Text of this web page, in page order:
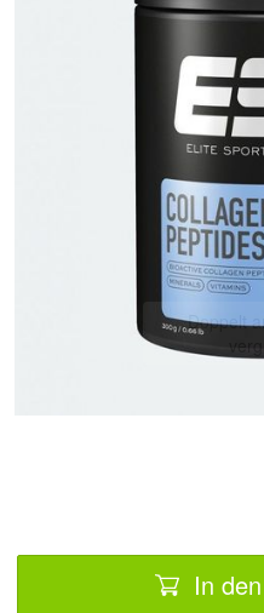
Doppelt
In